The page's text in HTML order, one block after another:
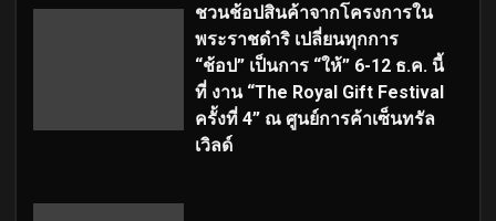
ชวนช้อปสินค้าจากโครงการใน
พระราชดำริ เปลี่ยนทุกการ
“ช้อป” เป็นการ “ให้” 6-12 ธ.ค. นี้
ที่ งาน “The Royal Gift Festival
ครั้งที่ 4” ณ ศูนย์การค้าเซ็นทรัล
เวิลด์